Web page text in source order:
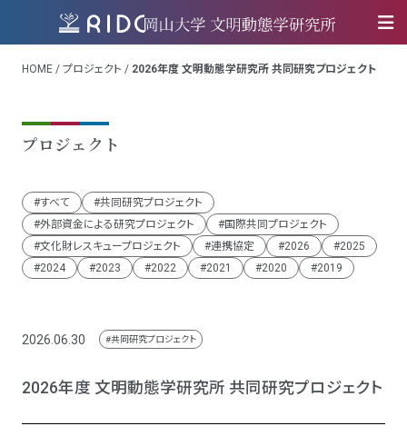
HOME / プロジェクト / 2026年度 文明動態学研究所 共同研究プロジェクト
プロジェクト
すべて
共同研究プロジェクト
外部資金による研究プロジェクト
国際共同プロジェクト
文化財レスキュープロジェクト
連携協定 2026
2025
2024
2023 2022 2021 2020 2019
2026.06.30 共同研究プロジェクト
2026年度 文明動態学研究所 共同研究プロジェクト